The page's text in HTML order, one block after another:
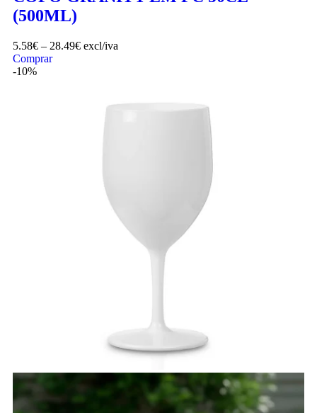
(500ML)
5.58€ – 28.49€ excl/iva
Comprar
-10%